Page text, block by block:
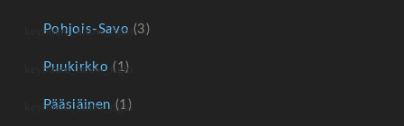
Pohjois-Savo (3)
Puukirkko (1)
Pääsiäinen (1)